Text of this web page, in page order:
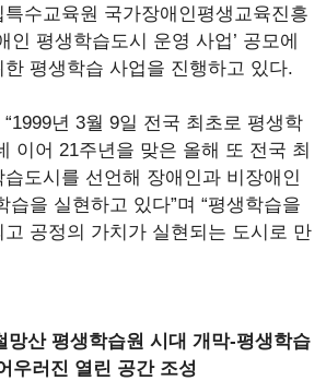
수교육원 국가장애인평생교육진흥
인 평생학습도시 운영 사업’ 공모에
평생학습 사업을 진행하고 있다.
년 3월 9일 전국 최초로 평생학
이어 21주년을 맞은 올해 또 전국 최
도시를 선언해 장애인과 비장애인
습을 실현하고 있다”며 “평생학습을
공정의 가치가 실현되는 도시로 만
망산 평생학습원 시대 개막-평생학습
우러진 열린 공간 조성